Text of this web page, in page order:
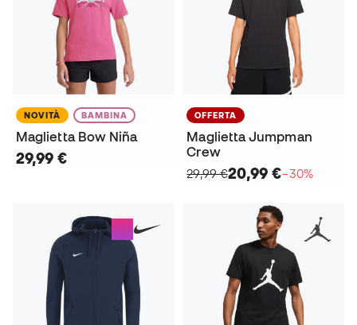
NOVITÀ BAMBINA
Maglietta Bow Niña
29,99 €
OFFERTA
Maglietta Jumpman
Crew
29,99 €20,99 €−30%